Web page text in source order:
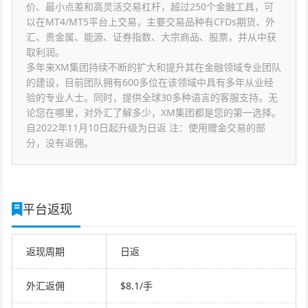
价、最小点差和高灵活交易杠杆，超过250个金融工具，可
以在MT4/MT5平台上交易，主要交易品种有CFDs期货、外
汇、贵金属、能源、证券指数、大宗商品、股票，并从中获
取利润。
多年来XM集团持续不断的扩大和提升其在金融领域专业团队
的建设，目前团队拥有600多位在该领域中具有多年从业经
验的专业人士。同时，提供全球30多种语言的客服支持。无
论您在哪里，对外汇了解多少，XM集团都是您的第一选择。
自2022年11月10日起升级为日返 注：使用赠金交易的部
分，没有返佣。
平台返现
返现周期 日返
外汇返佣 $8.1/手